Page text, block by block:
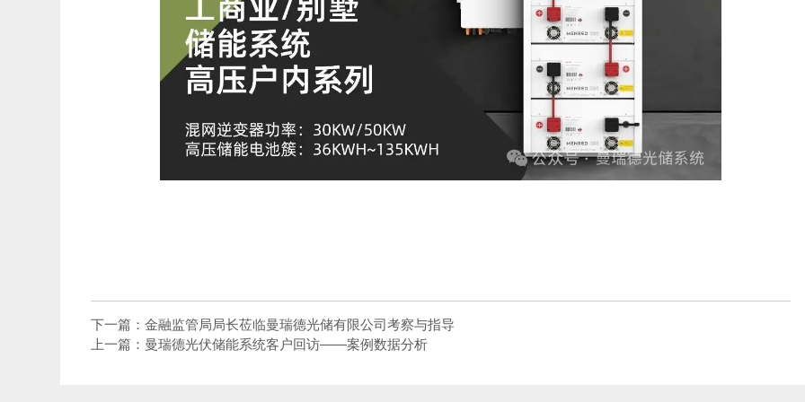
下一篇：金融监管局局长莅临曼瑞德光储有限公司考察与指导
上一篇：曼瑞德光伏储能系统客户回访——案例数据分析